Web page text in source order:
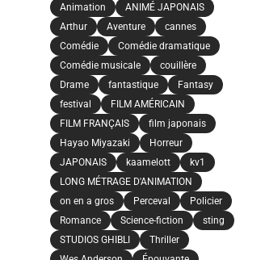
Animation
ANIMÉ JAPONAIS
Arthur
Aventure
cannes
Comédie
Comédie dramatique
Comédie musicale
couillère
Drame
fantastique
Fantasy
festival
FILM AMÉRICAIN
FILM FRANÇAIS
film japonais
Hayao Miyazaki
Horreur
JAPONAIS
kaamelott
kv1
LONG MÉTRAGE D'ANIMATION
on en a gros
Perceval
Policier
Romance
Science-fiction
sting
STUDIOS GHIBLI
Thriller